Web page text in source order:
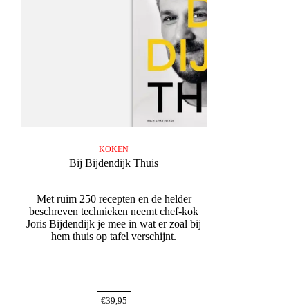
KOKEN
Bij Bijdendijk Thuis
Met ruim 250 recepten en de helder
beschreven technieken neemt chef-kok
Joris Bijdendijk je mee in wat er zoal bij
hem thuis op tafel verschijnt.
€39,95